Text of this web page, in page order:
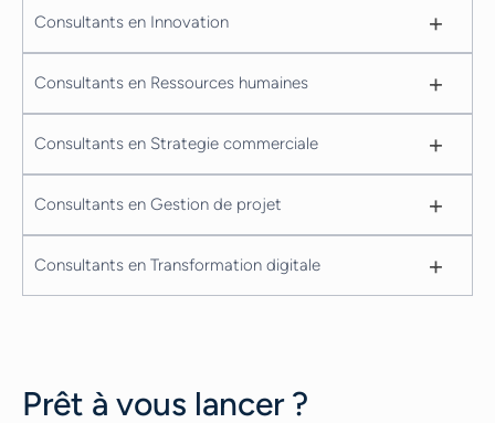
Consultants en Innovation +
Consultants en Ressources humaines +
Consultants en Strategie commerciale +
Consultants en Gestion de projet +
Consultants en Transformation digitale +
Prêt à vous lancer ?